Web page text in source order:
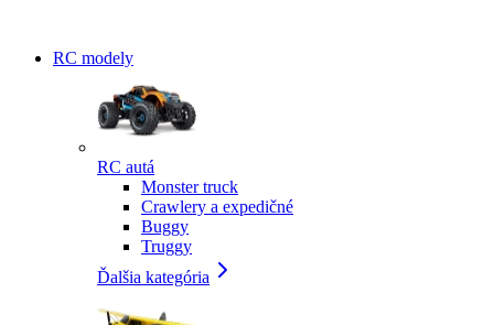
RC modely
RC autá
Monster truck
Crawlery a expedičné
Buggy
Truggy
Ďalšia kategória